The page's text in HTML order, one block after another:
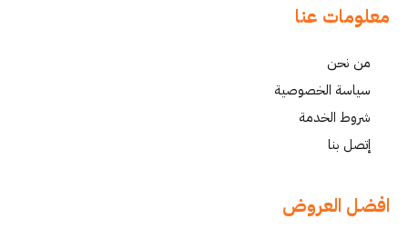
معلومات عنا
من نحن
سياسة الخصوصية
شروط الخدمة
إتصل بنا
افضل العروض